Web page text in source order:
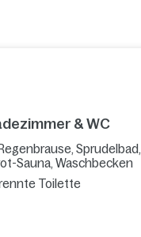
& WC
Sprudelbad,
Sauna, Waschbecken
Toilette